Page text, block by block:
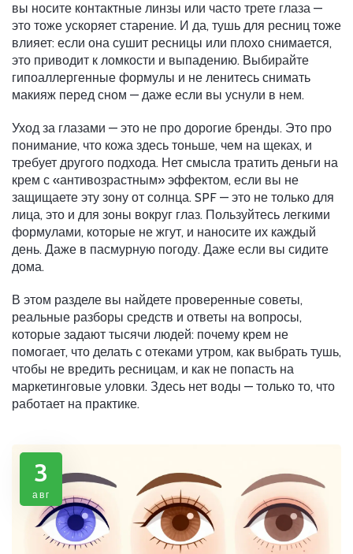
вы носите контактные линзы или часто трете глаза —
это тоже ускоряет старение. И да, тушь для ресниц тоже
влияет: если она сушит ресницы или плохо снимается,
это приводит к ломкости и выпадению. Выбирайте
гипоаллергенные формулы и не ленитесь снимать
макияж перед сном — даже если вы уснули в нем.
Уход за глазами — это не про дорогие бренды. Это про
понимание, что кожа здесь тоньше, чем на щеках, и
требует другого подхода. Нет смысла тратить деньги на
крем с «антивозрастным» эффектом, если вы не
защищаете эту зону от солнца. SPF — это не только для
лица, это и для зоны вокруг глаз. Пользуйтесь легкими
формулами, которые не жгут, и наносите их каждый
день. Даже в пасмурную погоду. Даже если вы сидите
дома.
В этом разделе вы найдете проверенные советы,
реальные разборы средств и ответы на вопросы,
которые задают тысячи людей: почему крем не
помогает, что делать с отеками утром, как выбрать тушь,
чтобы не вредить ресницам, и как не попасть на
маркетинговые уловки. Здесь нет воды — только то, что
работает на практике.
3
авг